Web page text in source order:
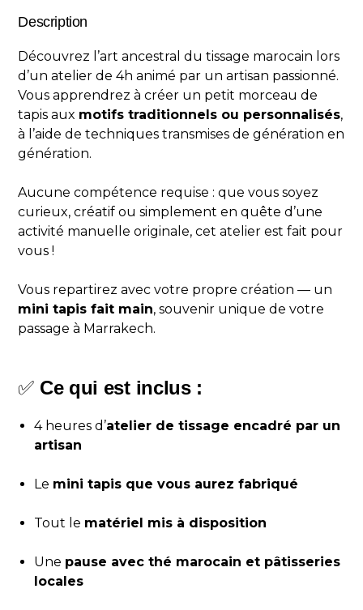
Description
Découvrez l’art ancestral du tissage marocain lors
d’un atelier de 4h animé par un artisan passionné.
Vous apprendrez à créer un petit morceau de
tapis aux motifs traditionnels ou personnalisés,
à l’aide de techniques transmises de génération en
génération.
Aucune compétence requise : que vous soyez
curieux, créatif ou simplement en quête d’une
activité manuelle originale, cet atelier est fait pour
vous !
Vous repartirez avec votre propre création — un
mini tapis fait main, souvenir unique de votre
passage à Marrakech.
✅ Ce qui est inclus :
4 heures d’atelier de tissage encadré par un
artisan
Le mini tapis que vous aurez fabriqué
Tout le matériel mis à disposition
Une pause avec thé marocain et pâtisseries
locales